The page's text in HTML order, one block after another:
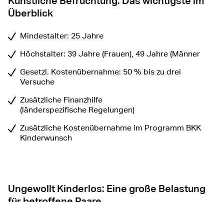
Überblick
Mindestalter: 25 Jahre
Höchstalter: 39 Jahre (Frauen), 49 Jahre (Männer
Gesetzl. Kostenübernahme: 50 % bis zu drei
Versuche
Zusätzliche Finanzhilfe
(länderspezifische Regelungen)
Zusätzliche Kostenübernahme im Programm BKK
Kinderwunsch
Ungewollt Kinderlos: Eine große Belastung